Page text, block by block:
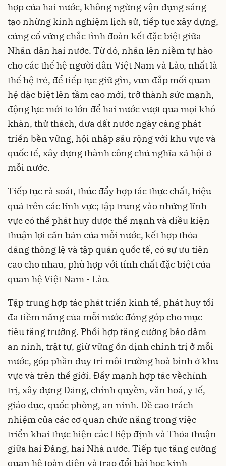
hợp của hai nước, không ngừng vận dụng sáng
tạo những kinh nghiệm lịch sử, tiếp tục xây dựng,
củng cố vững chắc tình đoàn kết đặc biệt giữa
Nhân dân hai nước. Từ đó, nhân lên niềm tự hào
cho các thế hệ người dân Việt Nam và Lào, nhất là
thế hệ trẻ, để tiếp tục giữ gìn, vun đắp mối quan
hệ đặc biệt lên tầm cao mới, trở thành sức mạnh,
động lực mới to lớn để hai nước vượt qua mọi khó
khăn, thử thách, đưa đất nước ngày càng phát
triển bền vững, hội nhập sâu rộng với khu vực và
quốc tế, xây dựng thành công chủ nghĩa xã hội ở
mỗi nước.
Tiếp tục rà soát, thúc đẩy hợp tác thực chất, hiệu
quả trên các lĩnh vực; tập trung vào những lĩnh
vực có thể phát huy được thế mạnh và điều kiện
thuận lợi căn bản của mỗi nước, kết hợp thỏa
đáng thông lệ và tập quán quốc tế, có sự ưu tiên
cao cho nhau, phù hợp với tính chất đặc biệt của
quan hệ Việt Nam - Lào.
Tập trung hợp tác phát triển kinh tế, phát huy tối
đa tiềm năng của mỗi nước đóng góp cho mục
tiêu tăng trưởng. Phối hợp tăng cường bảo đảm
an ninh, trật tự, giữ vững ổn định chính trị ở mỗi
nước, góp phần duy trì môi trường hoà bình ở khu
vực và trên thế giới. Đẩy mạnh hợp tác vềchính
trị, xây dựng Đảng, chính quyền, văn hoá, y tế,
giáo dục, quốc phòng, an ninh. Đề cao trách
nhiệm của các cơ quan chức năng trong việc
triển khai thực hiện các Hiệp định và Thỏa thuận
giữa hai Đảng, hai Nhà nước. Tiếp tục tăng cường
quan hệ toàn diện và trao đổi bài học kinh